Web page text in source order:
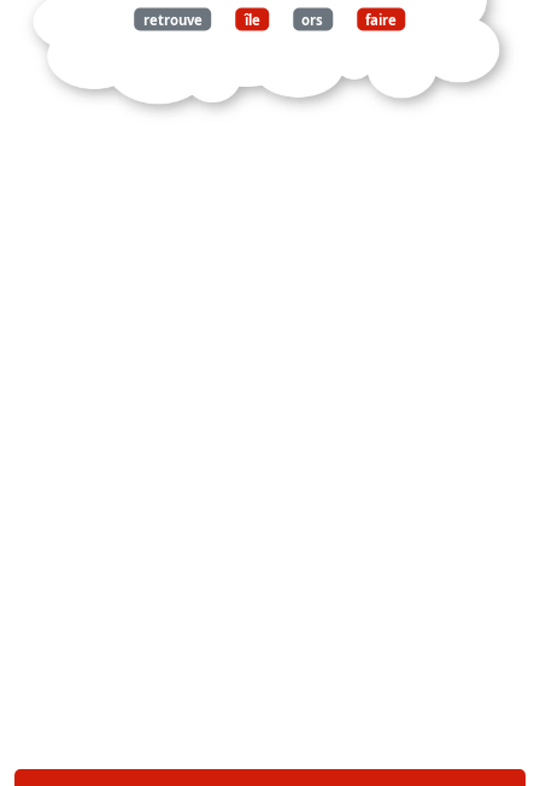
retrouve île ors faire
carte